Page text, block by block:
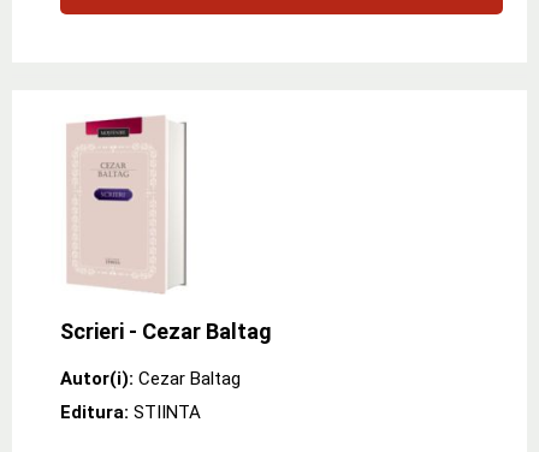
Scrieri - Cezar Baltag
Autor(i): Cezar Baltag
Editura: STIINTA